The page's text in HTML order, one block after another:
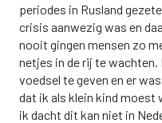
periodes in Rusland
crisis aanwezig was en
nooit gingen mensen zo
netjes in de rij te wachten.
voedsel te geven en er
dat ik als klein kind moest
ik dacht dit kan niet in